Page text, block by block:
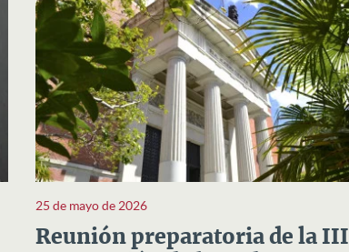
25 de mayo de 2026
Reunión preparatoria de la III